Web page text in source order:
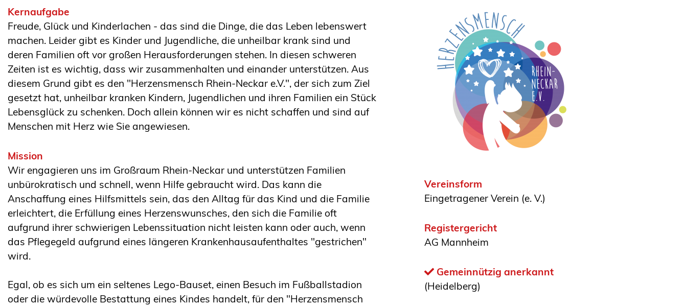
Kernaufgabe
Freude, Glück und Kinderlachen - das sind die Dinge, die das Leben lebenswert
machen. Leider gibt es Kinder und Jugendliche, die unheilbar krank sind und
deren Familien oft vor großen Herausforderungen stehen. In diesen schweren
Zeiten ist es wichtig, dass wir zusammenhalten und einander unterstützen. Aus
diesem Grund gibt es den "Herzensmensch Rhein-Neckar e.V.", der sich zum Ziel
gesetzt hat, unheilbar kranken Kindern, Jugendlichen und ihren Familien ein Stück
Lebensglück zu schenken. Doch allein können wir es nicht schaffen und sind auf
Menschen mit Herz wie Sie angewiesen.
Mission
Wir engagieren uns im Großraum Rhein-Neckar und unterstützen Familien
unbürokratisch und schnell, wenn Hilfe gebraucht wird. Das kann die
Anschaffung eines Hilfsmittels sein, das den Alltag für das Kind und die Familie
erleichtert, die Erfüllung eines Herzenswunsches, den sich die Familie oft
aufgrund ihrer schwierigen Lebenssituation nicht leisten kann oder auch, wenn
das Pflegegeld aufgrund eines längeren Krankenhausaufenthaltes "gestrichen"
wird.
Egal, ob es sich um ein seltenes Lego-Bauset, einen Besuch im Fußballstadion
oder die würdevolle Bestattung eines Kindes handelt, für den "Herzensmensch
Vereinsform
Eingetragener Verein (e. V.)
Registergericht
AG Mannheim
Gemeinnützig anerkannt
(Heidelberg)